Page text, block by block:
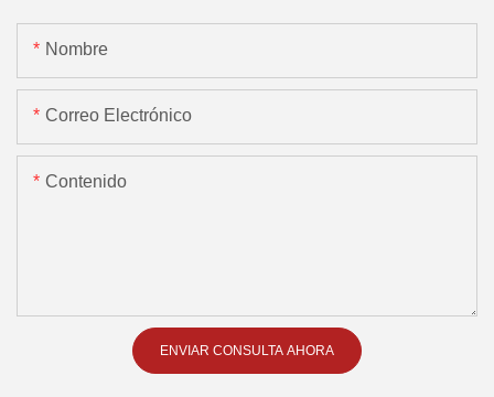
Nombre
Correo Electrónico
Contenido
ENVIAR CONSULTA AHORA